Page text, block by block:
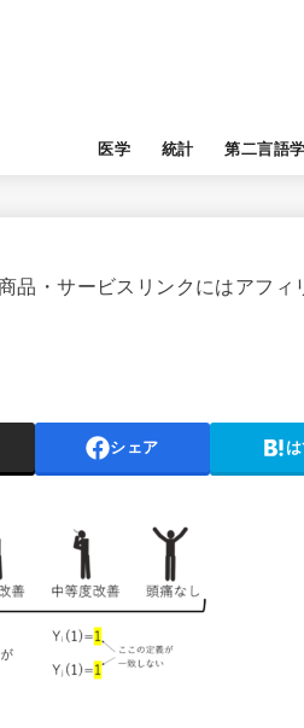
医学 統計 第二言語
品・サービスリンクにはアフィ
シェア